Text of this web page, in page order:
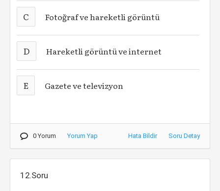
C Fotoğraf ve hareketli görüntü
D Hareketli görüntü ve internet
E Gazete ve televizyon
0 Yorum Yorum Yap Hata Bildir Soru Detay
12.Soru